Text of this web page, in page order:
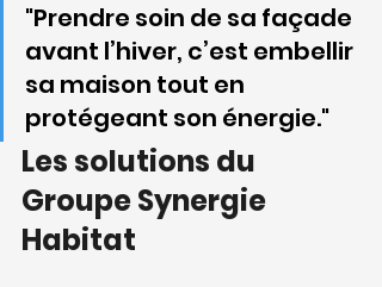
"Prendre soin de sa façade
avant l’hiver, c’est embellir
sa maison tout en
protégeant son énergie."
Les solutions du
Groupe Synergie
Habitat